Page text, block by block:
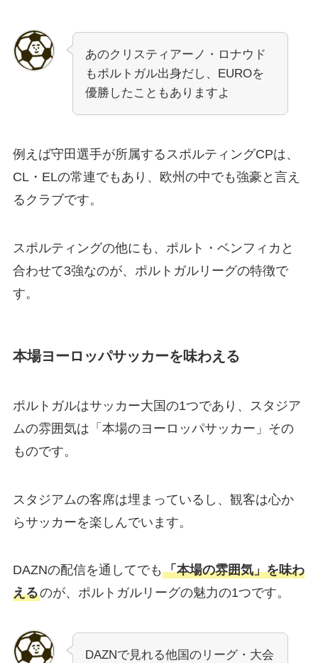
あのクリスティアーノ・ロナウド
もポルトガル出身だし、EUROを
優勝したこともありますよ
例えば守田選手が所属するスポルティングCPは、
CL・ELの常連でもあり、欧州の中でも強豪と言え
るクラブです。
スポルティングの他にも、ポルト・ベンフィカと
合わせて3強なのが、ポルトガルリーグの特徴で
す。
本場ヨーロッパサッカーを味わえる
ポルトガルはサッカー大国の1つであり、スタジア
ムの雰囲気は「本場のヨーロッパサッカー」その
ものです。
スタジアムの客席は埋まっているし、観客は心か
らサッカーを楽しんでいます。
DAZNの配信を通してでも 「本場の雰囲気」を味わ
えるのが、ポルトガルリーグの魅力の1つです。
DAZNで見れる他国のリーグ・大会